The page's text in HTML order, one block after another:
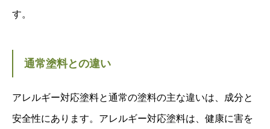
す。
通常塗料との違い
アレルギー対応塗料と通常の塗料の主な違いは、成分と
安全性にあります。アレルギー対応塗料は、健康に害を